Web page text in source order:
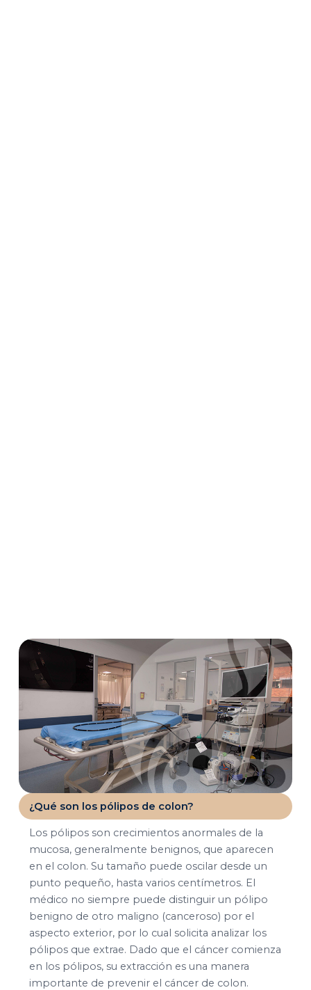
¿Qué son los pólipos de colon?
Los pólipos son crecimientos anormales de la
mucosa, generalmente benignos, que aparecen
en el colon. Su tamaño puede oscilar desde un
punto pequeño, hasta varios centímetros. El
médico no siempre puede distinguir un pólipo
benigno de otro maligno (canceroso) por el
aspecto exterior, por lo cual solicita analizar los
pólipos que extrae. Dado que el cáncer comienza
en los pólipos, su extracción es una manera
importante de prevenir el cáncer de colon.